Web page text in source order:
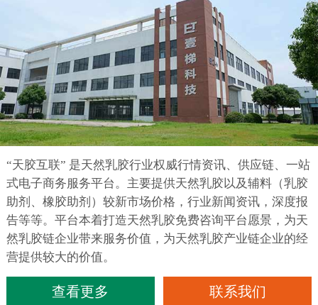
“天胶互联” 是天然乳胶行业权威行情资讯、供应链、一站
式电子商务服务平台。主要提供天然乳胶以及辅料（乳胶
助剂、橡胶助剂）较新市场价格，行业新闻资讯，深度报
告等等。平台本着打造天然乳胶免费咨询平台愿景，为天
然乳胶链企业带来服务价值，为天然乳胶产业链企业的经
营提供较大的价值。
查看更多 联系我们